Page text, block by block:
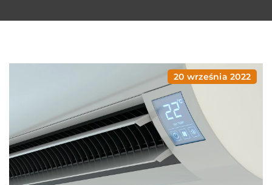
20 września 2022